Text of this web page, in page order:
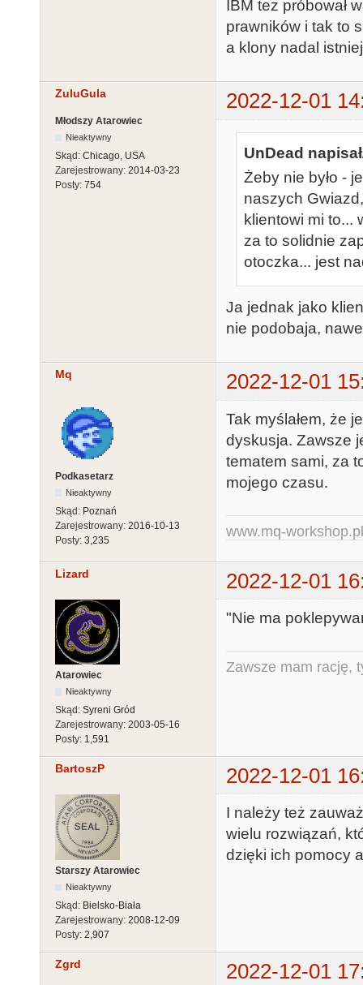
IBM tez próbował
prawników i tak to
a klony nadal
ZuluGula 2022-12-01
Młodszy Atarowiec
Nieaktywny
Skąd: Chicago, USA
Zarejestrowany: 2014-03-23
Posty: 754
UnDead
Żeby nie było -
naszych
klientowi mi to...
za to solidnie
otoczka... jest
Ja jednak jako
nie podobaja,
Mq 2022-12-01
Podkasetarz
Nieaktywny
Skąd: Poznań
Zarejestrowany: 2016-10-13
Posty: 3,235
Tak myślałem, że
dyskusja. Zawsze
tematem sami, za
mojego czasu.
www.mq-workshop.pl
Lizard 2022-12-01
Atarowiec
Nieaktywny
Skąd: Syreni Gród
Zarejestrowany: 2003-05-16
Posty: 1,591
"Nie ma
Zawsze mam rację,
BartoszP 2022-12-01
Starszy Atarowiec
Nieaktywny
Skąd: Bielsko-Biała
Zarejestrowany: 2008-12-09
Posty: 2,907
I należy też
wielu rozwiązań,
dzięki ich pomocy
Zgrd
2022-12-01